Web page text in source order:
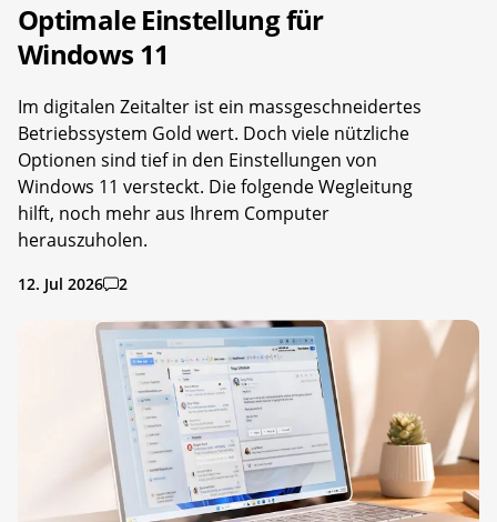
Optimale Einstellung für
Windows 11
Im digitalen Zeitalter ist ein massgeschneidertes
Betriebssystem Gold wert. Doch viele nützliche
Optionen sind tief in den Einstellungen von
Windows 11 versteckt. Die folgende Wegleitung
hilft, noch mehr aus Ihrem Computer
herauszuholen.
12. Jul 2026 2